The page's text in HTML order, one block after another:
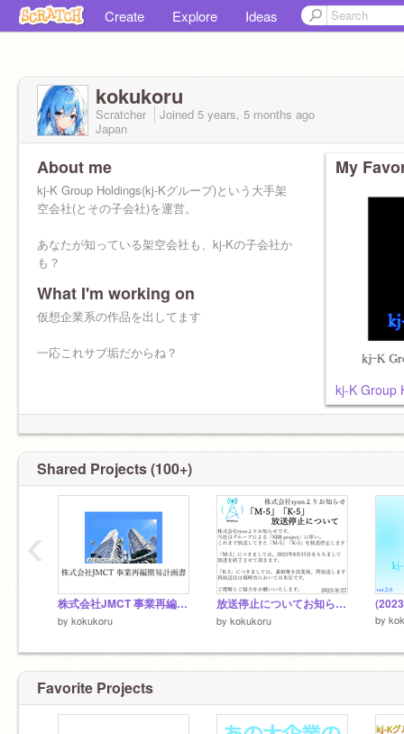
Create Explore Ideas
kokukoru
Scratcher Joined 5 years, 5 months ago
Japan
About me
kj-K Group Holdings(kj-Kグループ)という大手架
空会社(とその子会社)を運営。
あなたが知っている架空会社も、kj-Kの子会社か
も？
What I'm working on
仮想企業系の作品を出してます
一応これサブ垢だからね？
My
Shared Projects (100+)
株式会社JMCT 事業再編簡易計画書
by kokukoru
放送停止についてお知らせ [株式会社tyon]
by kokukoru by
‹
Favorite Projects